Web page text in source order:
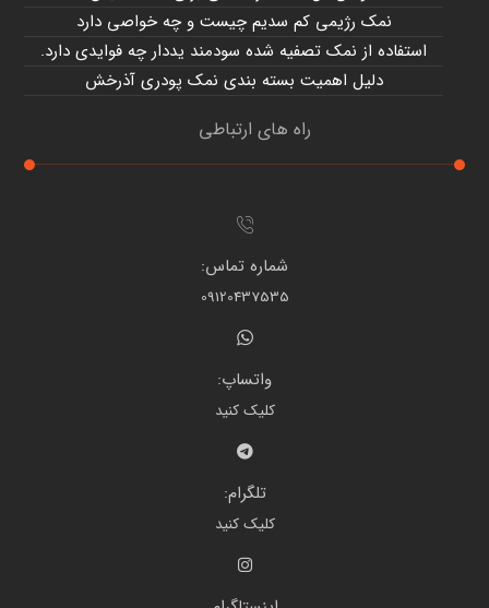
نمک رژیمی کم سدیم چیست و چه خواصی دارد
استفاده از نمک تصفیه شده سودمند یددار چه فوایدی دارد.
دلیل اهمیت بسته بندی نمک پودری آذرخش
راه های ارتباطی
شماره تماس:
09120437535
واتساپ:
کلیک کنید
تلگرام:
کلیک کنید